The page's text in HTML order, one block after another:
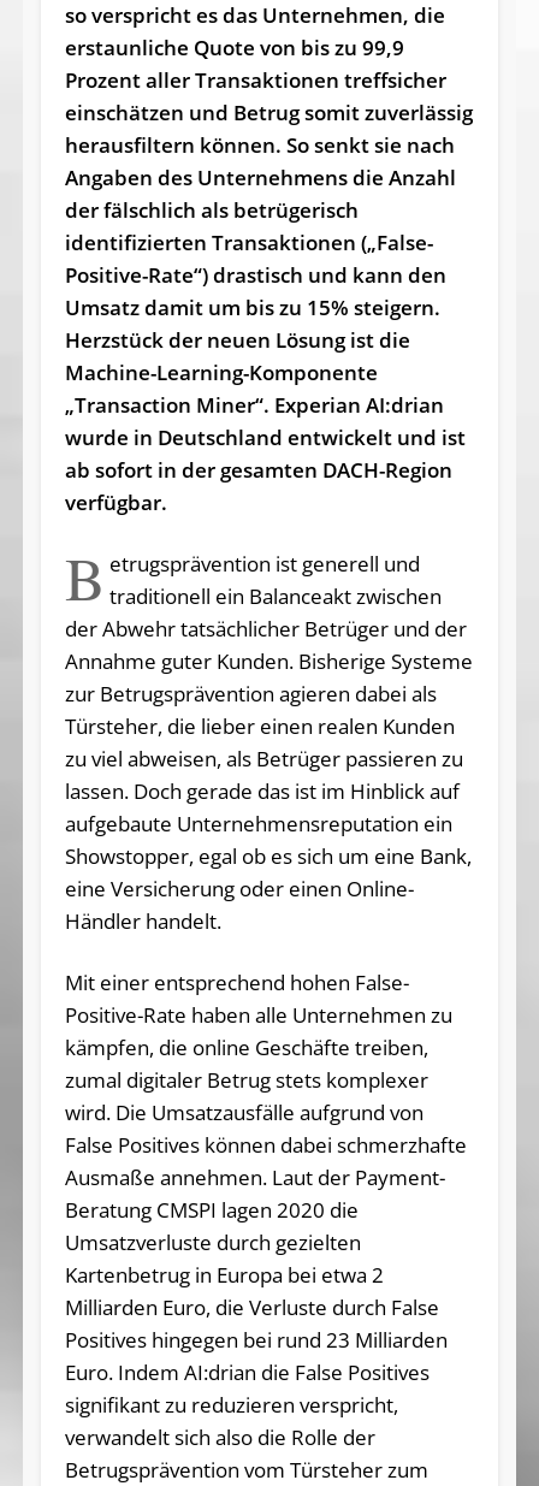
so verspricht es das Unternehmen, die
erstaunliche Quote von bis zu 99,9
Prozent aller Transaktionen treffsicher
einschätzen und Betrug somit zuverlässig
herausfiltern können. So senkt sie nach
Angaben des Unternehmens die Anzahl
der fälschlich als betrügerisch
identifizierten Transaktionen („False-
Positive-Rate“) drastisch und kann den
Umsatz damit um bis zu 15% steigern.
Herzstück der neuen Lösung ist die
Machine-Learning-Komponente
„Transaction Miner“. Experian AI:drian
wurde in Deutschland entwickelt und ist
ab sofort in der gesamten DACH-Region
verfügbar.
B etrugsprävention ist generell und
traditionell ein Balanceakt zwischen
der Abwehr tatsächlicher Betrüger und der
Annahme guter Kunden. Bisherige Systeme
zur Betrugsprävention agieren dabei als
Türsteher, die lieber einen realen Kunden
zu viel abweisen, als Betrüger passieren zu
lassen. Doch gerade das ist im Hinblick auf
aufgebaute Unternehmensreputation ein
Showstopper, egal ob es sich um eine Bank,
eine Versicherung oder einen Online-
Händler handelt.
Mit einer entsprechend hohen False-
Positive-Rate haben alle Unternehmen zu
kämpfen, die online Geschäfte treiben,
zumal digitaler Betrug stets komplexer
wird. Die Umsatzausfälle aufgrund von
False Positives können dabei schmerzhafte
Ausmaße annehmen. Laut der Payment-
Beratung CMSPI lagen 2020 die
Umsatzverluste durch gezielten
Kartenbetrug in Europa bei etwa 2
Milliarden Euro, die Verluste durch False
Positives hingegen bei rund 23 Milliarden
Euro. Indem AI:drian die False Positives
signifikant zu reduzieren verspricht,
verwandelt sich also die Rolle der
Betrugsprävention vom Türsteher zum